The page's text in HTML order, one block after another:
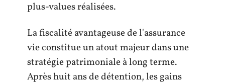
plus-values réalisées.
La fiscalité avantageuse de l'assurance
vie constitue un atout majeur dans une
stratégie patrimoniale à long terme.
Après huit ans de détention, les gains